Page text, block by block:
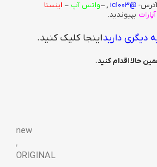
@ic1003
, –واتس آپ – اینستا
بپیوندید.
دیگری داریداینجا کلیک کنید.
حالا اقدام کنید.
new
,
ORIGINAL